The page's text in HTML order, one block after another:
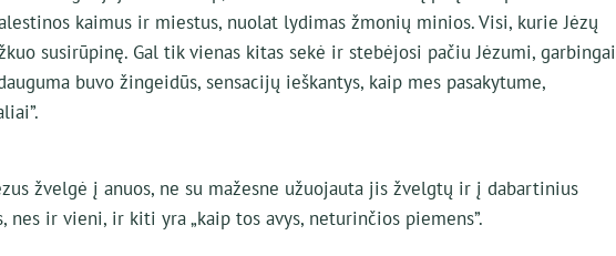
kaimus ir miestus, nuolat lydimas žmonių minios. Visi, kurie Jėzų
susirūpinę. Gal tik vienas kitas sekė ir stebėjosi pačiu Jėzumi, garbingai
buvo žingeidūs, sensacijų ieškantys, kaip mes pasakytume,
žvelgė į anuos, ne su mažesne užuojauta jis žvelgtų ir į dabartinius
nes ir vieni, ir kiti yra „kaip tos avys, neturinčios piemens”.